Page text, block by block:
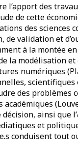
l’apport des
de cette
des sciences
de validation et
à la montée
la modélisation
numériques
scientifiques
des problèmes
académiques
ainsi que l’
et
conduisent tout